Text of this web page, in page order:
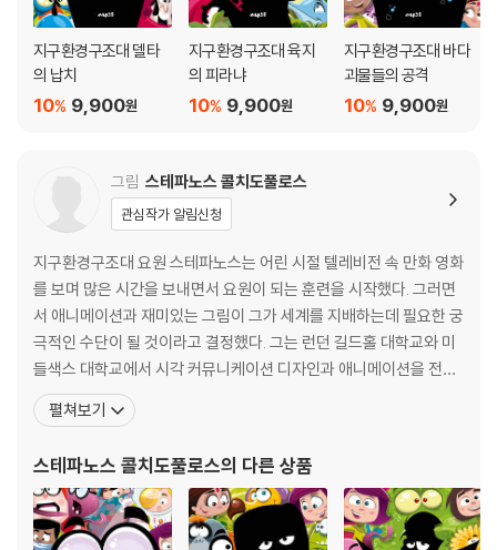
지구환경구조대 델타
의 납치
9,900원
10%
지구환경구조대 육지
의 피라냐
9,900원
10%
지구환경구조대 바다
괴물들의 공격
9,900원
10%
그림 스테파노스 콜치도풀로스
관심작가 알림신청
지구환경구조대 요원 스테파노스는 어린 시절 텔레비전 속 만화 영화
를 보며 많은 시간을 보내면서 요원이 되는 훈련을 시작했다. 그러면
서 애니메이션과 재미있는 그림이 그가 세계를 지배하는데 필요한 궁
극적인 수단이 될 것이라고 결정했다. 그는 런던 길드홀 대학교와 미
들색스 대학교에서 시각 커뮤니케이션 디자인과 애니메이션을 전공
했다. 또한 그리스, 스웨덴, 덴마크의 주요 국제 광고 회사에 합류하
기 전에 MTV와 같은 글로벌 방송사에서 근무하기도 했다. 어느날 공
위해 일할 수 있는 독특한 능력을 가지고 있다고 말했다. 그런
펼쳐보기
스테파노스 콜치도풀로스의 다른 상품